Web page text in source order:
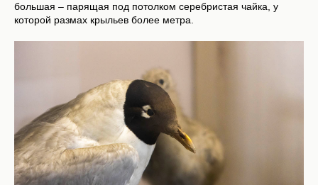
большая – парящая под потолком серебристая чайка, у
которой размах крыльев более метра.